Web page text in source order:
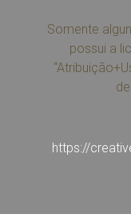
Somente
possui a
https://